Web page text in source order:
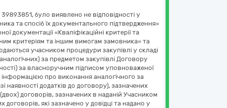
було виявлено не відповідності у
та спосіб їх документального підтвердження»
документації «Кваліфікаційні критерії та
критеріям та іншим вимогам замовника» та
учасником процедури закупівлі у складі
за предметом закупівлі Договору
за власноручним підписом уповноваженої
інформацією про виконання аналогічного за
наявності додатків до договору), зазначених
договорів, зазначених в наданій Учасником
договорів, які зазначено у довідці та надано у